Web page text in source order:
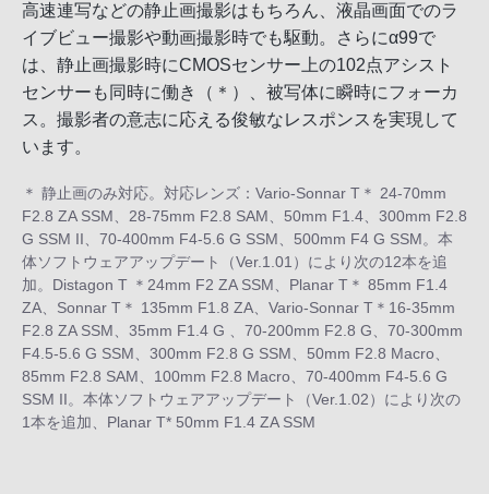
高速連写などの静止画撮影はもちろん、液晶画面でのラ
イブビュー撮影や動画撮影時でも駆動。さらにα99で
は、静止画撮影時にCMOSセンサー上の102点アシスト
センサーも同時に働き（＊）、被写体に瞬時にフォーカ
ス。撮影者の意志に応える俊敏なレスポンスを実現して
います。
＊ 静止画のみ対応。対応レンズ：Vario-Sonnar T＊ 24-70mm
F2.8 ZA SSM、28-75mm F2.8 SAM、50mm F1.4、300mm F2.8
G SSM II、70-400mm F4-5.6 G SSM、500mm F4 G SSM。本
体ソフトウェアアップデート（Ver.1.01）により次の12本を追
加。Distagon T ＊24mm F2 ZA SSM、Planar T＊ 85mm F1.4
ZA、Sonnar T＊ 135mm F1.8 ZA、Vario-Sonnar T＊16-35mm
F2.8 ZA SSM、35mm F1.4 G 、70-200mm F2.8 G、70-300mm
F4.5-5.6 G SSM、300mm F2.8 G SSM、50mm F2.8 Macro、
85mm F2.8 SAM、100mm F2.8 Macro、70-400mm F4-5.6 G
SSM II。本体ソフトウェアアップデート（Ver.1.02）により次の
1本を追加、Planar T* 50mm F1.4 ZA SSM